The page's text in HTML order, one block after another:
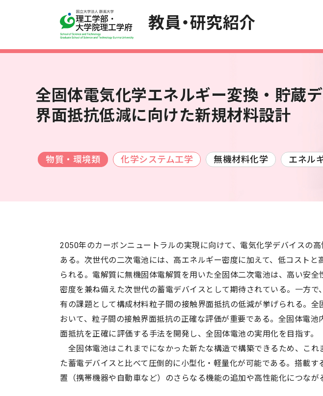
教員・研究紹介
興味
薬・医薬品 農・水産
宇宙 放射線 数学・物理
量子 電気・電子
土木 廃棄物 温暖化
災害・防災 環境
研
工学 材料力学 生産工学 設計工学
化学 物理化学 機能物性化学 有機
無機材料化学
エネルギー関連化
農学 農芸化学 生産環境農学
生物学 分子生物学 構造生物化学 機
生態学および環境学
薬学及び基礎医学 薬学 生体の構造と機能
全固体電気化学エネルギー変換・貯蔵
界面抵抗低減に向けた新規材料設計
物質・環境類 化学システム工学 無機材料化学 エネル
2050年のカーボンニュートラルの実現に向けて、電気化学デバイスの
ある。次世代の二次電池には、高エネルギー密度に加えて、低コストと
られる。電解質に無機固体電解質を用いた全固体二次電池は、高い安全
密度を兼ね備えた次世代の蓄電デバイスとして期待されている。一方で
有の課題として構成材料粒子間の接触界面抵抗の低減が挙げられる。全
おいて、粒子間の接触界面抵抗の正確な評価が重要である。全固体電池
面抵抗を正確に評価する手法を開発し、全固体電池の実用化を目指す。
全固体電池はこれまでになかった新たな構造で構築できるため、これ
た蓄電デバイスと比べて圧倒的に小型化・軽量化が可能である。搭載
置（携帯機器や自動車など）のさらなる機能の追加や高性能化につな